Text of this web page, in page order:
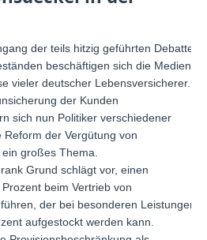
der teils hitzig geführten Debatte
beschäftigen sich die Medien
vieler deutscher Lebensversicherer.
der Kunden
sich nun Politiker verschiedener
der Vergütung von
großes Thema.
Grund schlägt vor, einen
beim Vertrieb von
der bei besonderen Leistungen
aufgestockt werden kann.